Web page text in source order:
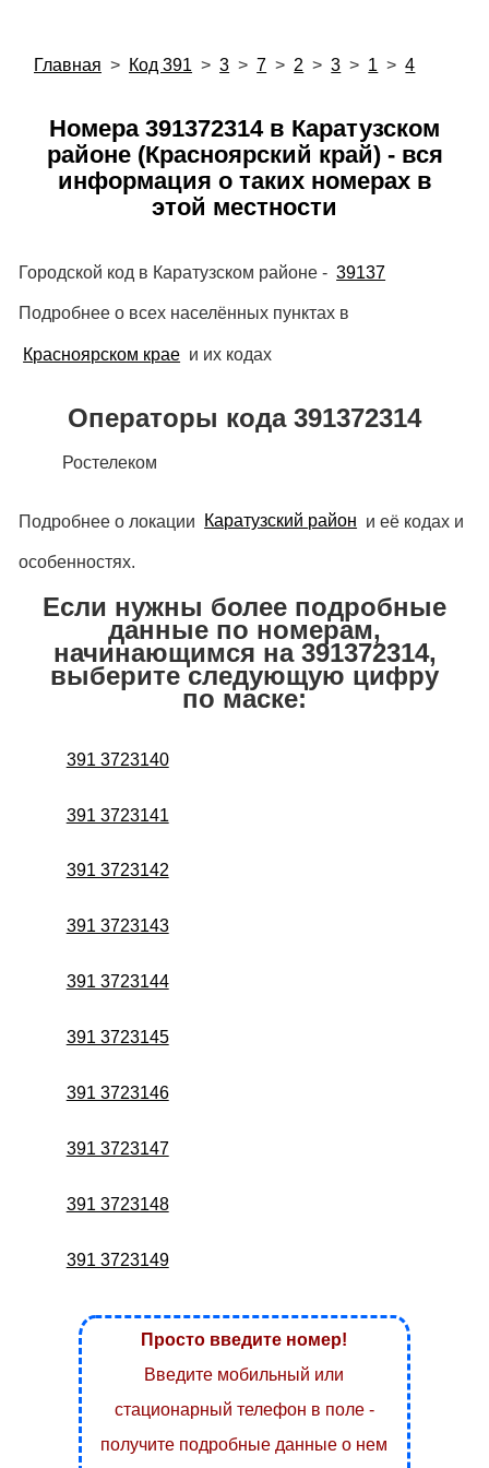
Главная > Код 391 > 3 > 7 > 2 > 3 > 1 > 4
Номера 391372314 в Каратузском
районе (Красноярский край) - вся
информация о таких номерах в
этой местности
Городской код в Каратузском районе - 39137
Подробнее о всех населённых пунктах в
Красноярском крае и их кодах
Операторы кода 391372314
Ростелеком
Подробнее о локации Каратузский район и её кодах и
особенностях.
Если нужны более подробные
данные по номерам,
начинающимся на 391372314,
выберите следующую цифру
по маске:
391 3723140
391 3723141
391 3723142
391 3723143
391 3723144
391 3723145
391 3723146
391 3723147
391 3723148
391 3723149
Просто введите номер!
Введите мобильный или
стационарный телефон в поле -
получите подробные данные о нем